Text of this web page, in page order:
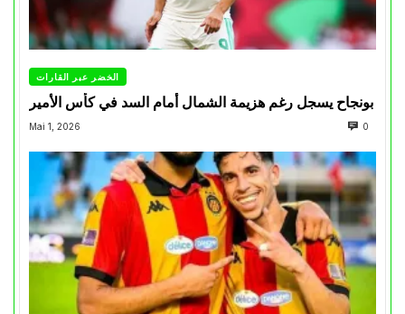
الخضر عبر القارات
بونجاح يسجل رغم هزيمة الشمال أمام السد في كأس الأمير
Mai 1, 2026 0